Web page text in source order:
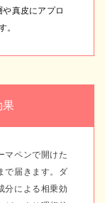
真皮にアプロ
。
果
マペンで開けた
で届きます。ダ
分による相乗効